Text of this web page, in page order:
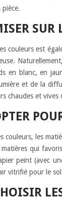
pièce.
SUR
couleurs est
en blanc, en
et de la
chaudes et
couleurs, les
qui
peint (avec
vitrifié pour le
LES